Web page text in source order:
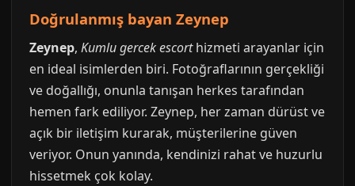
Doğrulanmış bayan Zeynep
Zeynep, Kumlu gercek escorthizmeti arayanlar için
en ideal isimlerden biri. Fotoğraflarının gerçekliği
ve doğallığı, onunla tanışan herkes tarafından
hemen fark ediliyor. Zeynep, her zaman dürüst ve
açık bir iletişim kurarak, müşterilerine güven
veriyor. Onun yanında, kendinizi rahat ve huzurlu
hissetmek çok kolay.